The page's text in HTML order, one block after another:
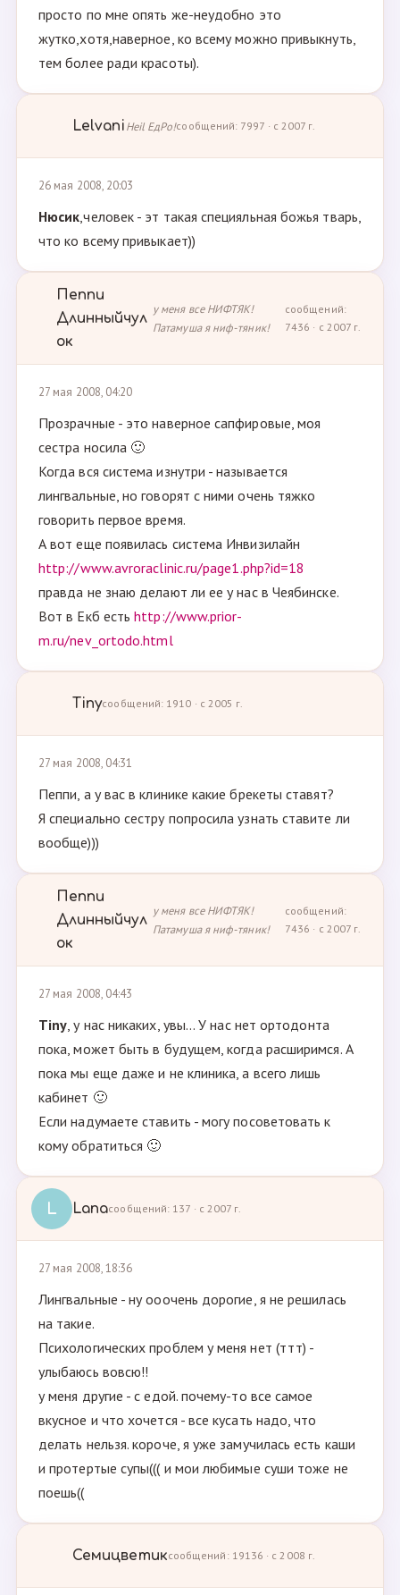
просто по мне опять же-неудобно это
жутко,хотя,наверное, ко всему можно привыкнуть,
тем более ради красоты).
LelvaniHeil ЕдРо!сообщений: 7997 · с 2007 г.
26 мая 2008, 20:03
Нюсик,человек - эт такая специяльная божья тварь,
что ко всему привыкает))
Пеппи
Длинныйчул
ок
у меня все НИФТЯК!
Патамуша я ниф-тяник!
сообщений:
7436 · с 2007 г.
27 мая 2008, 04:20
Прозрачные - это наверное сапфировые, моя
сестра носила 🙂
Когда вся система изнутри - называется
лингвальные, но говорят с ними очень тяжко
говорить первое время.
А вот еще появилась система Инвизилайн
http://www.avroraclinic.ru/page1.php?id=18
правда не знаю делают ли ее у нас в Чеябинске.
Вот в Екб естьhttp://www.prior-
m.ru/nev_ortodo.html
Tinyсообщений: 1910 · с 2005 г.
27 мая 2008, 04:31
Пеппи, а у вас в клинике какие брекеты ставят?
Я специально сестру попросила узнать ставите ли
вообще)))
Пеппи
Длинныйчул
ок
у меня все НИФТЯК!
Патамуша я ниф-тяник!
сообщений:
7436 · с 2007 г.
27 мая 2008, 04:43
Tiny, у нас никаких, увы... У нас нет ортодонта
пока, может быть в будущем, когда расширимся. А
пока мы еще даже и не клиника, а всего лишь
кабинет 🙂
Если надумаете ставить - могу посоветовать к
кому обратиться 🙂
L Lanaсообщений: 137 · с 2007 г.
27 мая 2008, 18:36
Лингвальные - ну ооочень дорогие, я не решилась
на такие.
Психологических проблем у меня нет (ттт) -
улыбаюсь вовсю!!
у меня другие - с едой. почему-то все самое
вкусное и что хочется - все кусать надо, что
делать нельзя. короче, я уже замучилась есть каши
и протертые супы((( и мои любимые суши тоже не
поешь((
Семицветиксообщений: 19136 · с 2008 г.